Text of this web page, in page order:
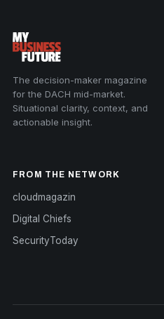
The decision-maker magazine
for the DACH mid-market.
Situational clarity, context, and
actionable insight.
FROM THE NETWORK
cloudmagazin
Digital Chiefs
SecurityToday